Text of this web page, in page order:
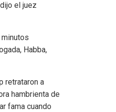
el juez
Habba,
retrataron a
hambrienta de
fama cuando